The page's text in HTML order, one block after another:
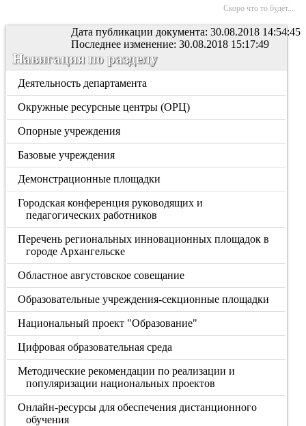
Скоро что то будет...
Дата публикации документа: 30.08.2018 14:54:45
Последнее изменение: 30.08.2018 15:17:49
Навигация по разделу
Деятельность департамента
Окружные ресурсные центры (ОРЦ)
Опорные учреждения
Базовые учреждения
Демонстрационные площадки
Городская конференция руководящих и
педагогических работников
Перечень региональных инновационных площадок в
городе Архангельске
Областное августовское совещание
Образовательные учреждения-секционные площадки
Национальный проект "Образование"
Цифровая образовательная среда
Методические рекомендации по реализации и
популяризации национальных проектов
Онлайн-ресурсы для обеспечения дистанционного
обучения